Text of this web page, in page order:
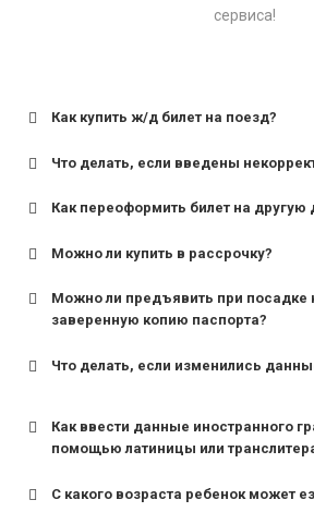
сервиса!
Как купить ж/д билет на поезд?
Что делать, если введены
Как переоформить билет на другую
Можно ли купить в рассрочку?
Можно ли предъявить при посадке
заверенную копию паспорта?
Что делать, если изменились
Как ввести данные иностранного
помощью латиницы или
С какого возраста ребенок может